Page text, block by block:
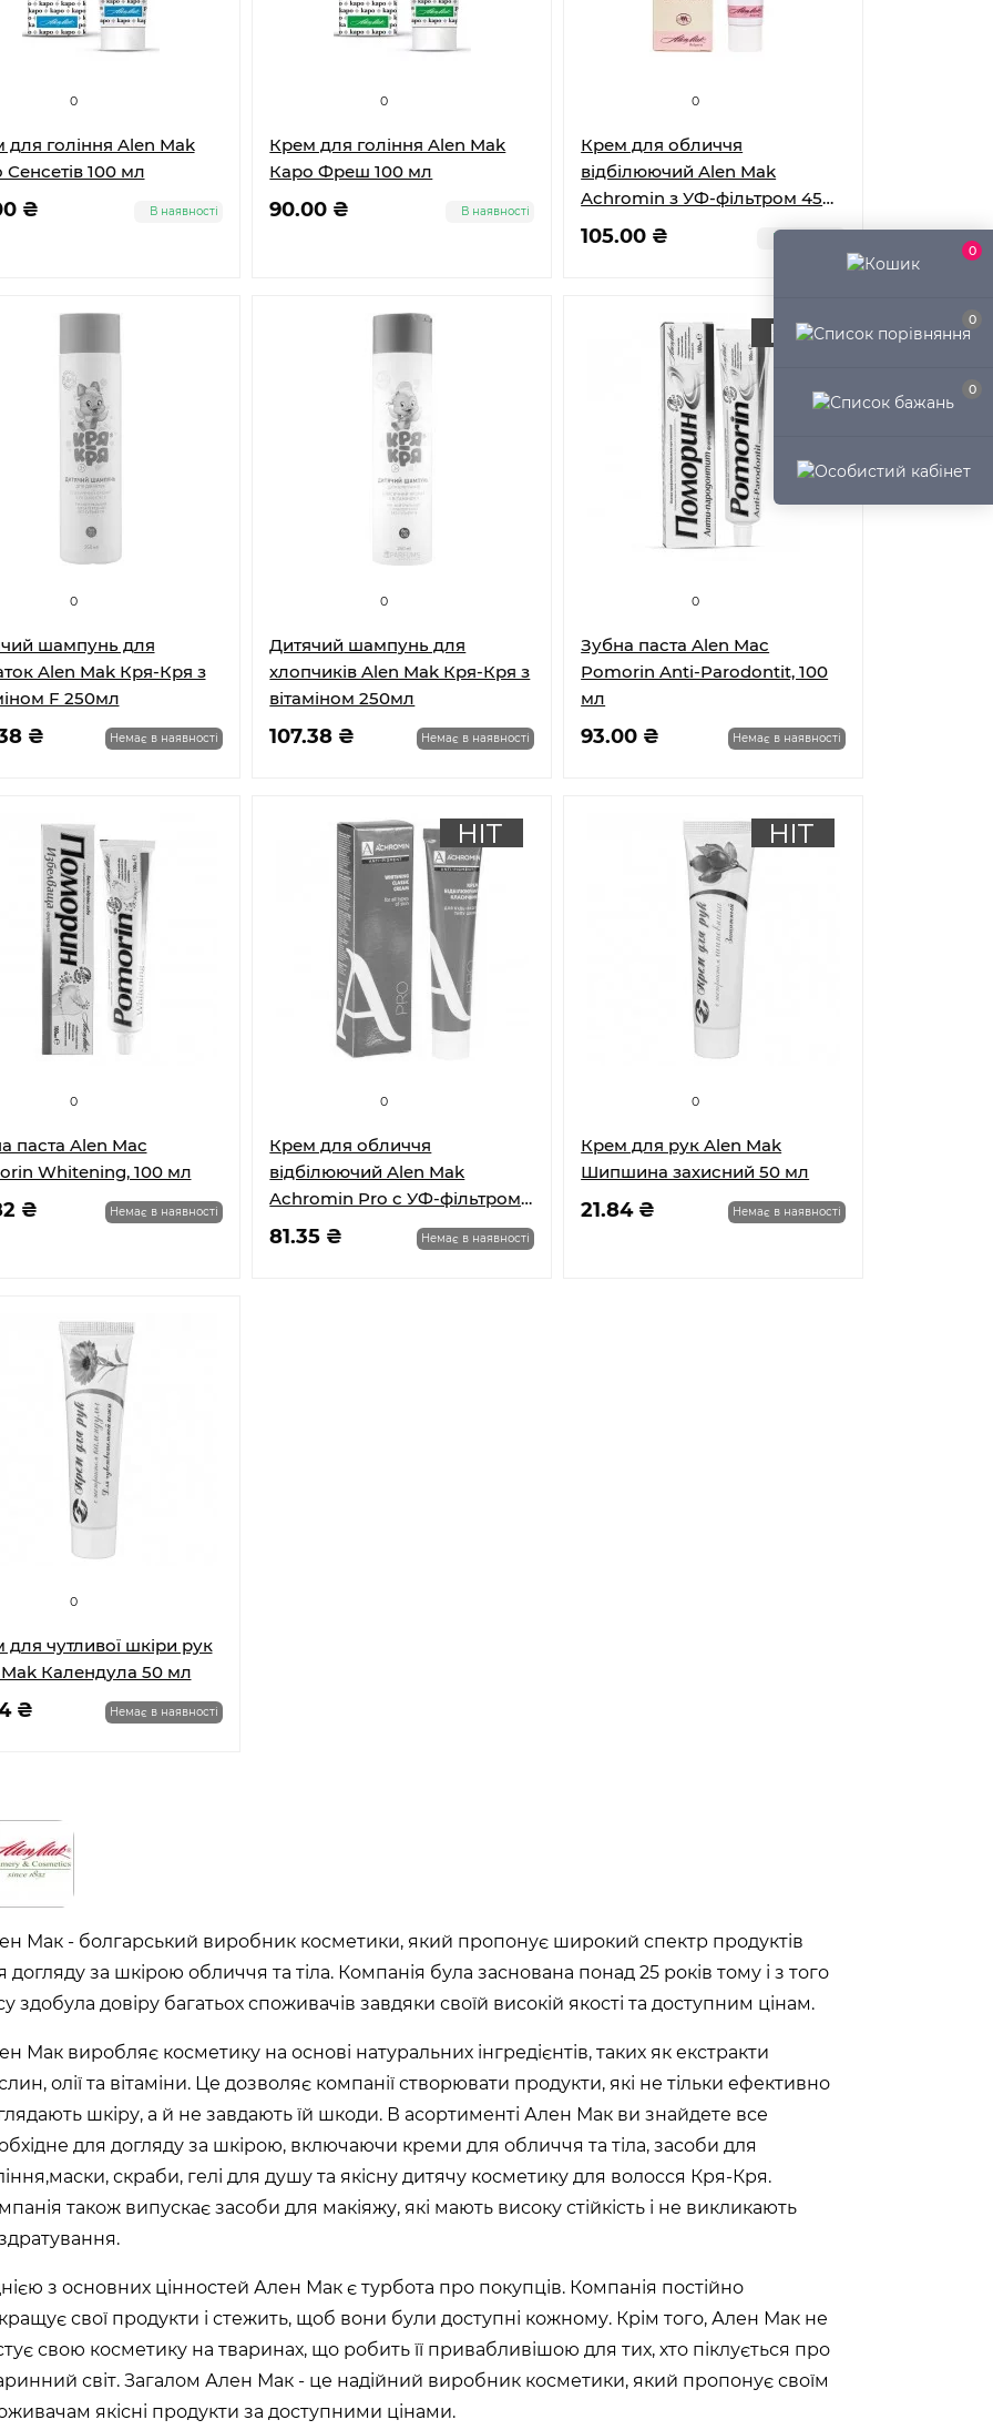
0
0
0
0
для гоління Alen Mak
Сенсетів 100 мл
₴ В наявності
0
Крем для гоління Alen Mak
Каро Фреш 100 мл
90.00 ₴ В наявності
0
Крем для обличчя
відбілюючий Alen Mak
Achromin з УФ-фільтром 45
мл
105.00 ₴ В наявності
0
шампунь для
Alen Mak Кря-Кря з
F 250мл
₴ Немає в наявності
0
Дитячий шампунь для
хлопчиків Alen Mak Кря-Кря з
вітаміном 250мл
107.38 ₴ Немає в наявності
0
Зубна паста Alen Mac
Pomorin Anti-Parodontit, 100
мл
93.00 ₴ Немає в наявності
0
паста Alen Mac
Whitening, 100 мл
₴ Немає в наявності
0
Крем для обличчя
відбілюючий Alen Mak
Achromin Pro с УФ-фільтром,
45 мл
81.35 ₴ Немає в наявності
0
Крем для рук Alen Mak
Шипшина захисний 50 мл
21.84 ₴ Немає в наявності
0
для чутливої шкіри рук
Календула 50 мл
₴ Немає в наявності
Мак - болгарський виробник косметики, який пропонує широкий спектр продуктів
догляду за шкірою обличчя та тіла. Компанія була заснована понад 25 років тому і з того
здобула довіру багатьох споживачів завдяки своїй високій якості та доступним цінам.
Мак виробляє косметику на основі натуральних інгредієнтів, таких як екстракти
олії та вітаміни. Це дозволяє компанії створювати продукти, які не тільки ефективно
шкіру, а й не завдають їй шкоди. В асортименті Ален Мак ви знайдете все
для догляду за шкірою, включаючи креми для обличчя та тіла, засоби для
скраби, гелі для душу та якісну дитячу косметику для волосся Кря-Кря.
також випускає засоби для макіяжу, які мають високу стійкість і не викликають
з основних цінностей Ален Мак є турбота про покупців. Компанія постійно
свої продукти і стежить, щоб вони були доступні кожному. Крім того, Ален Мак не
свою косметику на тваринах, що робить її привабливішою для тих, хто піклується про
світ. Загалом Ален Мак - це надійний виробник косметики, який пропонує своїм
якісні продукти за доступними цінами.